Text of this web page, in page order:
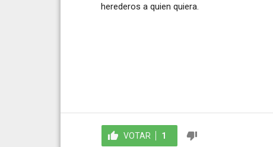
herederos a quien quiera.
VOTAR 1